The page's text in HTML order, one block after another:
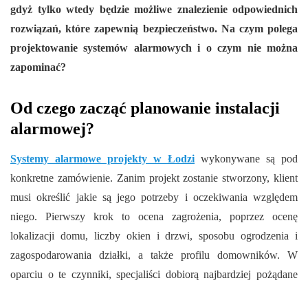
gdyż tylko wtedy będzie możliwe znalezienie odpowiednich
rozwiązań, które zapewnią bezpieczeństwo. Na czym polega
projektowanie systemów alarmowych i o czym nie można
zapominać?
Od czego zacząć planowanie instalacji
alarmowej?
Systemy alarmowe projekty w Łodzi wykonywane są pod
konkretne zamówienie. Zanim projekt zostanie stworzony, klient
musi określić jakie są jego potrzeby i oczekiwania względem
niego. Pierwszy krok to ocena zagrożenia, poprzez ocenę
lokalizacji domu, liczby okien i drzwi, sposobu ogrodzenia i
zagospodarowania działki, a także profilu domowników. W
oparciu o te czynniki, specjaliści dobiorą najbardziej pożądane